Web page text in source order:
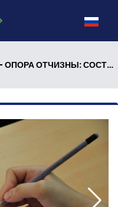
ВТОРОЙ ЭТАП ПРЕДМЕТНЫХ ОЛИМПИАД СРЕДИ ШКОЛЬНИКОВ